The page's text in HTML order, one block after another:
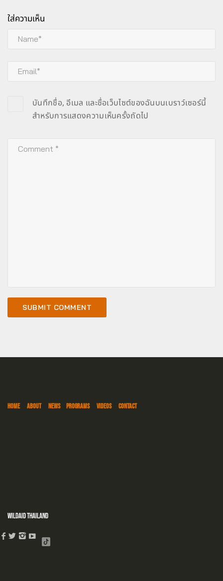
ใส่ความเห็น
บันทึกชื่อ, อีเมล และชื่อเว็บไซต์ของฉันบนเบราว์เซอร์นี้
สำหรับการแสดงความเห็นครั้งถัดไป
HOME ABOUT NEWS PROGRAMS VIDEOS CONTACT
WildAid Thailand